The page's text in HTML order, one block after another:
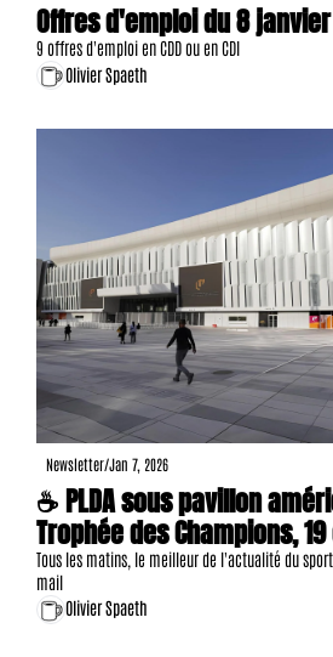
Offres d'emploi du 8
9 offres d'emploi en CDD ou en CDI
Olivier Spaeth
Newsletter/Jan 7, 2026
☕ PLDA sous pavillon
Trophée des Champions,
etc.
Tous les matins, le meilleur de l'actualité du
mail
Olivier Spaeth